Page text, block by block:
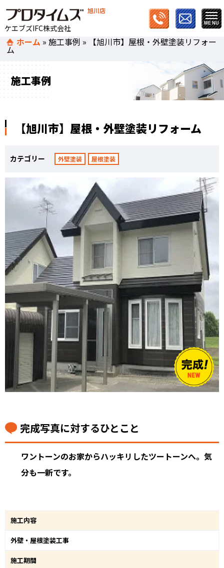
旭川店
ケエブズIFC株式会社
ホーム »施工事例 » 【旭川市】屋根・外壁塗装リフォー
ム
施工事例
【旭川市】屋根・外壁塗装リフォーム
カテゴリー 外壁塗装 屋根塗装
完成写真に対するひとこと
ワントーンのお家からハッキリしたツートーンへ。気
分も一新です。
施工内容
外壁・屋根塗装工事
施工期間